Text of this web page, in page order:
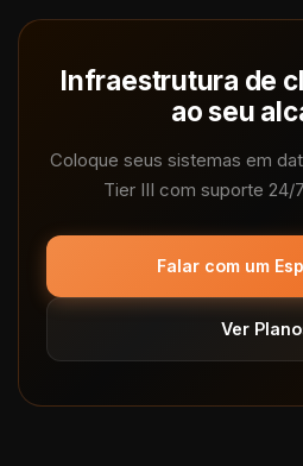
Infraestrutura de
ao seu
Coloque seus sistemas em
Tier III com suporte 24/
Falar com um
Ver